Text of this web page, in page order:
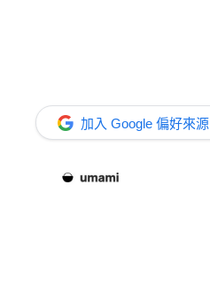
加入 Google 偏好來源